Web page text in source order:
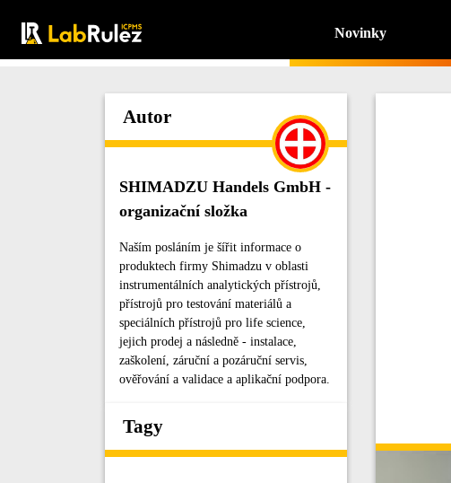
Novinky
Autor
SHIMADZU Handels GmbH -
organizační složka
Naším posláním je šířit informace o
produktech firmy Shimadzu v oblasti
instrumentálních analytických přístrojů,
přístrojů pro testování materiálů a
speciálních přístrojů pro life science,
jejich prodej a následně - instalace,
zaškolení, záruční a pozáruční servis,
ověřování a validace a aplikační podpora.
Tagy